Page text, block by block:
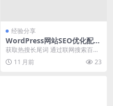
经验分享
WordPress网站SEO优化配置
教程及常见问题解决方法
获取热搜长尾词 通过联网搜索百度
热搜、谷歌热搜、知乎热搜、CSD
N、知乎等全网媒...
11 月前 23